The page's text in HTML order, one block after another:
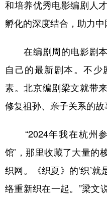
和培养优秀电影编剧人
孵化的深度结合，助力中
在编剧周的电影剧本
自己的最新剧本。不少
素。北京编剧梁文就带
修复祖孙、亲子关系的故
“2024年我在杭州参
馆’，那里收藏了大量的
织网。《织夏》的‘织’
络重新织在一起。”梁文